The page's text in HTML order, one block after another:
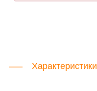
Характеристики